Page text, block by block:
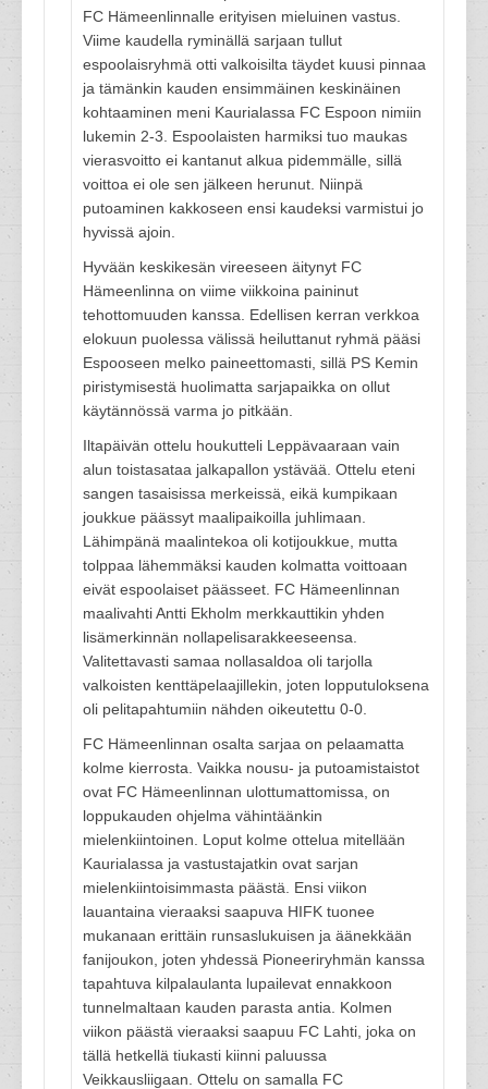
FC Hämeenlinnalle erityisen mieluinen vastus.
Viime kaudella ryminällä sarjaan tullut
espoolaisryhmä otti valkoisilta täydet kuusi pinnaa
ja tämänkin kauden ensimmäinen keskinäinen
kohtaaminen meni Kaurialassa FC Espoon nimiin
lukemin 2-3. Espoolaisten harmiksi tuo maukas
vierasvoitto ei kantanut alkua pidemmälle, sillä
voittoa ei ole sen jälkeen herunut. Niinpä
putoaminen kakkoseen ensi kaudeksi varmistui jo
hyvissä ajoin.
Hyvään keskikesän vireeseen äitynyt FC
Hämeenlinna on viime viikkoina paininut
tehottomuuden kanssa. Edellisen kerran verkkoa
elokuun puolessa välissä heiluttanut ryhmä pääsi
Espooseen melko paineettomasti, sillä PS Kemin
piristymisestä huolimatta sarjapaikka on ollut
käytännössä varma jo pitkään.
Iltapäivän ottelu houkutteli Leppävaaraan vain
alun toistasataa jalkapallon ystävää. Ottelu eteni
sangen tasaisissa merkeissä, eikä kumpikaan
joukkue päässyt maalipaikoilla juhlimaan.
Lähimpänä maalintekoa oli kotijoukkue, mutta
tolppaa lähemmäksi kauden kolmatta voittoaan
eivät espoolaiset päässeet. FC Hämeenlinnan
maalivahti Antti Ekholm merkkauttikin yhden
lisämerkinnän nollapelisarakkeeseensa.
Valitettavasti samaa nollasaldoa oli tarjolla
valkoisten kenttäpelaajillekin, joten lopputuloksena
oli pelitapahtumiin nähden oikeutettu 0-0.
FC Hämeenlinnan osalta sarjaa on pelaamatta
kolme kierrosta. Vaikka nousu- ja putoamistaistot
ovat FC Hämeenlinnan ulottumattomissa, on
loppukauden ohjelma vähintäänkin
mielenkiintoinen. Loput kolme ottelua mitellään
Kaurialassa ja vastustajatkin ovat sarjan
mielenkiintoisimmasta päästä. Ensi viikon
lauantaina vieraaksi saapuva HIFK tuonee
mukanaan erittäin runsaslukuisen ja äänekkään
fanijoukon, joten yhdessä Pioneeriryhmän kanssa
tapahtuva kilpalaulanta lupailevat ennakkoon
tunnelmaltaan kauden parasta antia. Kolmen
viikon päästä vieraaksi saapuu FC Lahti, joka on
tällä hetkellä tiukasti kiinni paluussa
Veikkausliigaan. Ottelu on samalla FC